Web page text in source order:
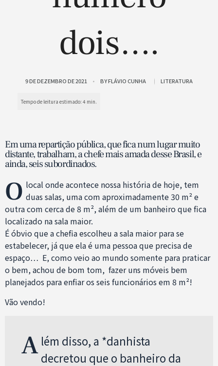
dois….
9 DE DEZEMBRO DE 2021 BYFLÁVIO CUNHA LITERATURA
Em uma repartição pública, que fica num lugar muito
distante, trabalham, a chefe mais amada desse Brasil, e
ainda, seis subordinados.
O local onde acontece nossa história de hoje, tem
duas salas, uma com aproximadamente 30 m² e
outra com cerca de 8 m², além de um banheiro que fica
localizado na sala maior.
É óbvio que a chefia escolheu a sala maior para se
estabelecer, já que ela é uma pessoa que precisa de
espaço… E, como veio ao mundo somente para praticar
o bem, achou de bom tom, fazer uns móveis bem
planejados para enfiar os seis funcionários em 8 m²!
Vão vendo!
A lém disso, a *danhista
decretou que o banheiro da